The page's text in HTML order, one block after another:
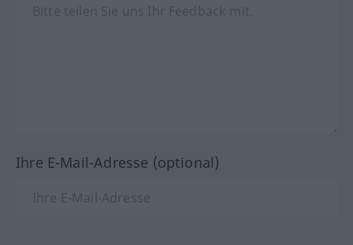
Ihre E-Mail-Adresse (optional)